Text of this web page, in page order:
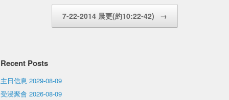
7-22-2014 晨更(約10:22-42) →
Recent Posts
主日信息 2029-08-09
受浸聚會 2026-08-09